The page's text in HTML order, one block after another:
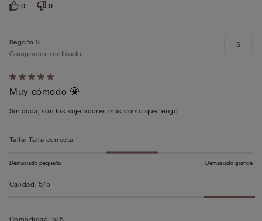
0 0
Calificación
de
5
5
Begoña S
Comprador verificado
Muy cómodo 🤩
Sin duda, son los sujetadores más cómo que tengo.
S
Talla: Talla correcta
Demasiado pequeño Demasiado grande
Calidad: 5/5
Comodidad: 5/5